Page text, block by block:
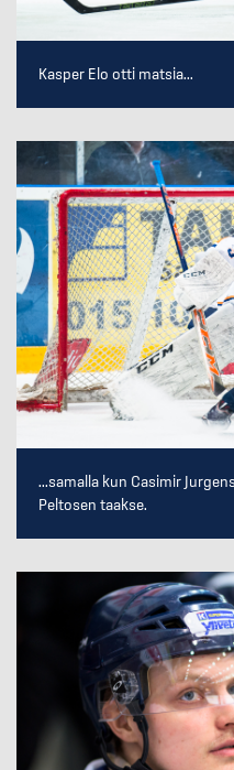
Kasper Elo otti matsia...
...samalla kun Casimir
Peltosen taakse.